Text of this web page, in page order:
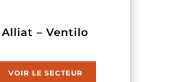
Alliat – Ventilo
VOIR LE SECTEUR